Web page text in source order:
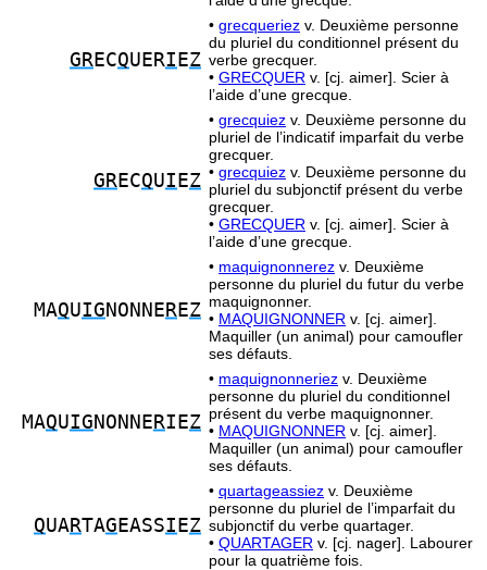
GRECQUERI EZ
• grecqueriez v. Deuxième personne
du pluriel du conditionnel présent du
verbe grecquer.
• GRECQUER v. [cj. aimer]. Scier à
l’aide d’une grecque.
GRECQUI EZ
• grecquiez v. Deuxième personne du
pluriel de l’indicatif imparfait du verbe
grecquer.
• grecquiez v. Deuxième personne du
pluriel du subjonctif présent du verbe
grecquer.
• GRECQUER v. [cj. aimer]. Scier à
l’aide d’une grecque.
MAQUIG NONNE REZ
• maquignonnerez v. Deuxième
personne du pluriel du futur du verbe
maquignonner.
• MAQUIGNONNER v. [cj. aimer].
Maquiller (un animal) pour camoufler
ses défauts.
MAQUIG NONNE RIEZ
• maquignonneriez v. Deuxième
personne du pluriel du conditionnel
présent du verbe maquignonner.
• MAQUIGNONNER v. [cj. aimer].
Maquiller (un animal) pour camoufler
ses défauts.
QUARTAG EASSI EZ
• quartageassiez v. Deuxième
personne du pluriel de l’imparfait du
subjonctif du verbe quartager.
• QUARTAGER v. [cj. nager]. Labourer
pour la quatrième fois.